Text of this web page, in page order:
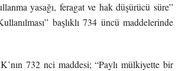
yasağı, feragat ve hak düşürücü süre”
başlıklı 734 üncü maddelerinde
732 nci maddesi; “Paylı mülkiyette bir